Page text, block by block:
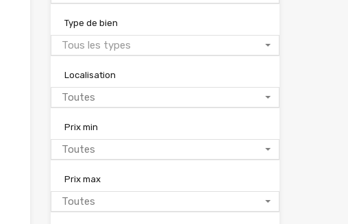
Type de bien
Tous les types
Localisation
Toutes
Prix min
Toutes
Prix max
Toutes